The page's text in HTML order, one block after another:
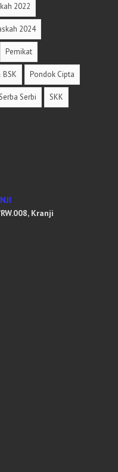
2022
2024
Pemikat
Pondok Cipta
Serbi SKK
Kranji